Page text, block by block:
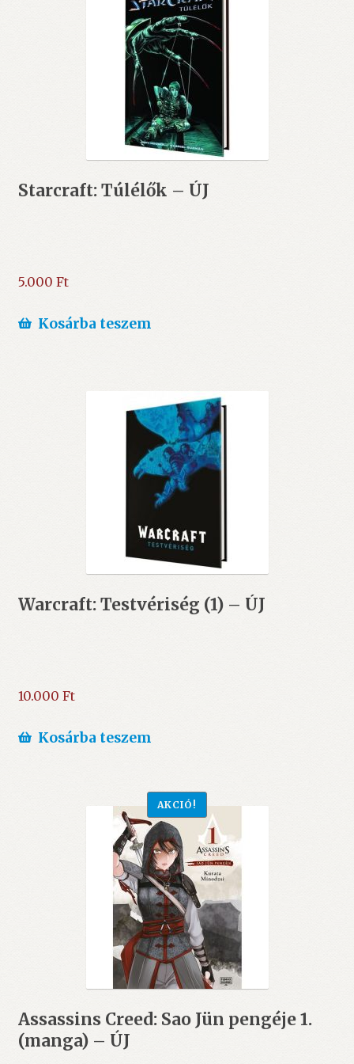
Starcraft: Túlélők – ÚJ
5.000 Ft
Kosárba teszem
Warcraft: Testvériség (1) – ÚJ
10.000 Ft
Kosárba teszem
Assassins Creed: Sao Jün pengéje 1.
(manga) – ÚJ
AKCIÓ!